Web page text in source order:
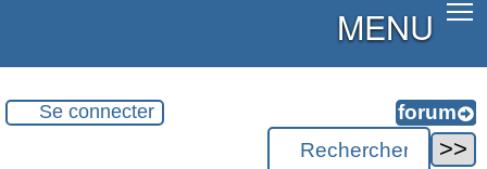
MENU
Se connecter